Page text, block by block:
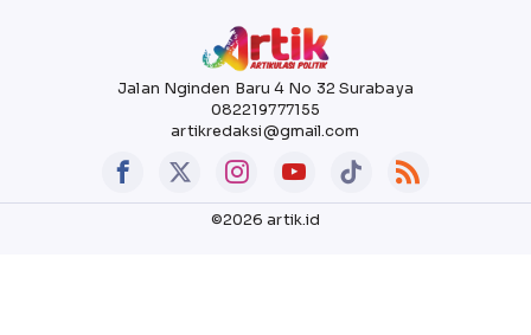
Jalan Nginden Baru 4 No 32 Surabaya
082219777155
artikredaksi@gmail.com
©2026 artik.id